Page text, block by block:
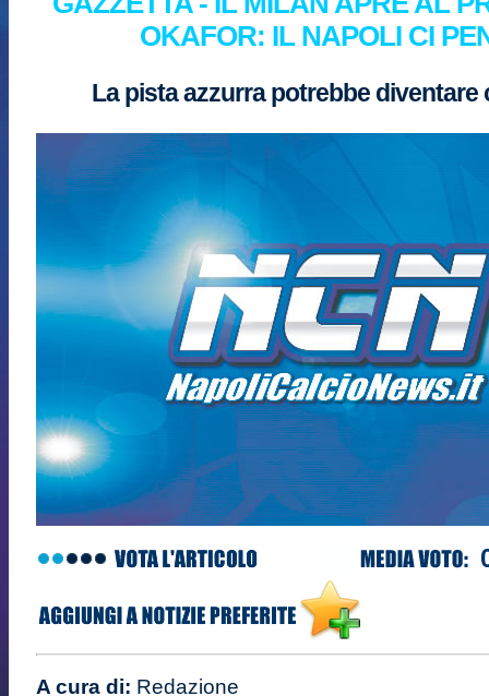
OKAFOR: IL NAPOLI CI
La pista azzurra potrebbe diventare
A cura di: Redazione